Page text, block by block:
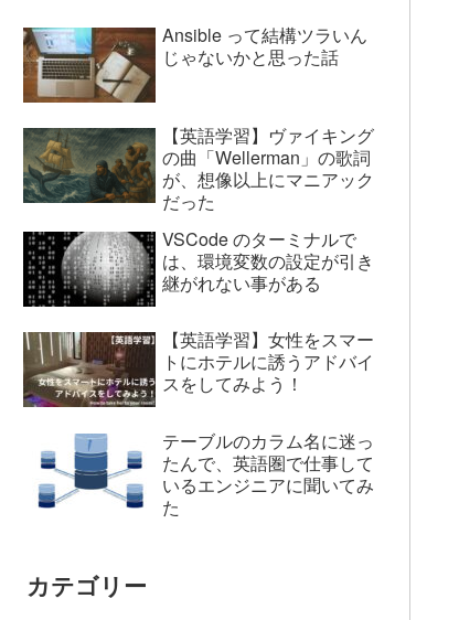
Ansible って結構ツラいん
じゃないかと思った話
【英語学習】ヴァイキング
の曲「Wellerman」の歌詞
が、想像以上にマニアック
だった
VSCode のターミナルで
は、環境変数の設定が引き
継がれない事がある
【英語学習】女性をスマー
トにホテルに誘うアドバイ
スをしてみよう！
テーブルのカラム名に迷っ
たんで、英語圏で仕事して
いるエンジニアに聞いてみ
た
カテゴリー